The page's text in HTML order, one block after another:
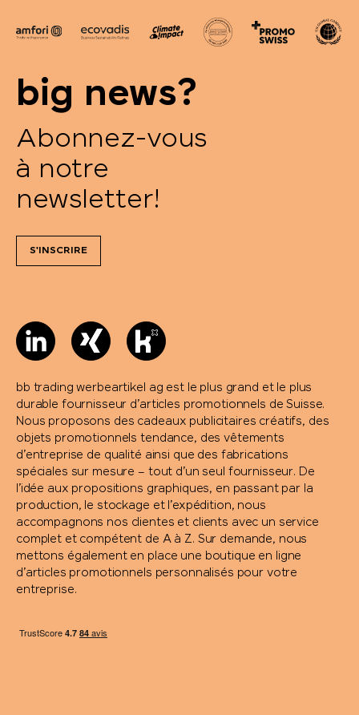
big news?
Abonnez-vous
à notre
newsletter!
S'INSCRIRE
bb trading werbeartikel ag est le plus grand et le plus
durable fournisseur d’articles promotionnels de Suisse.
Nous proposons des cadeaux publicitaires créatifs, des
objets promotionnels tendance, des vêtements
d’entreprise de qualité ainsi que des fabrications
spéciales sur mesure – tout d’un seul fournisseur. De
l’idée aux propositions graphiques, en passant par la
production, le stockage et l’expédition, nous
accompagnons nos clientes et clients avec un service
complet et compétent de A à Z. Sur demande, nous
mettons également en place une boutique en ligne
d’articles promotionnels personnalisés pour votre
entreprise.